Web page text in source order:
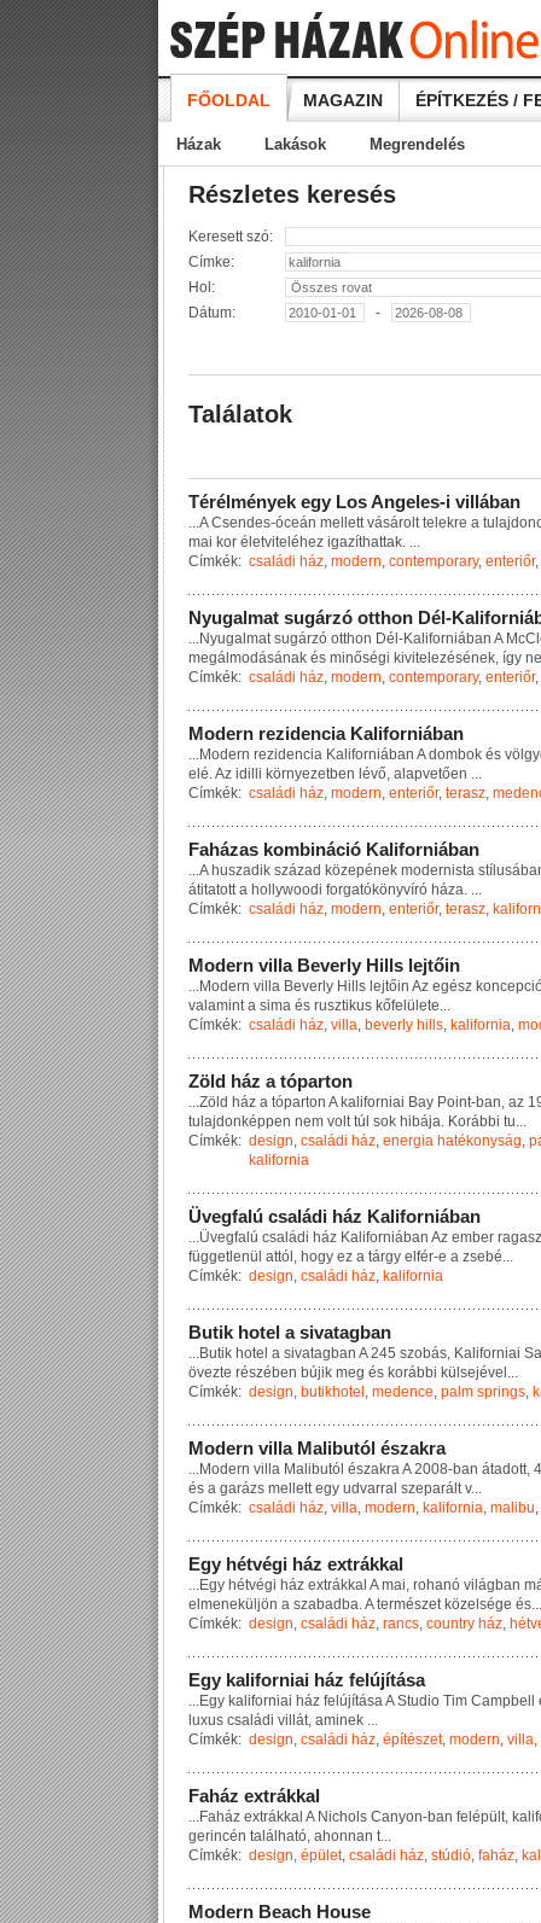
FŐOLDAL MAGAZIN ÉPÍTKEZÉS /
Házak Lakások Megrendelés
Részletes keresés
Keresett szó:
Címke:
Hol:
Dátum:
-
Találatok
Térélmények egy LosAngeles-i villában
...A Csendes-óceán me ett vásáro t te e kre a tu ajdon
mai kor é etvite é hez igazíthattak. ...
Címkék: családi ház, modern, contemporary, enteriőr,
Nyugalmat sugárzó otthon Dél-Kaliforniá
...Nyuga mat sugárzó otthon Dé -Ka iforniában A McC
megá modásának és minőségi kivite ezéséne k, így ne
Címkék: családi ház, modern, contemporary, enteriőr,
Modern rezidencia Kaliforniában
...Modern rezidencia Ka iforniában A dombok és vö gy
e é.Az idi i környezetben évő, a apvetően ...
Címkék: családi ház, modern, enteriőr, terasz,
Faházas kombináció Kaliforniában
...A huszadi k század közepéne k modernista stí usába
átitatott a ho ywoodi forgatókönyvíró háza. ...
Címkék: családi ház, modern, enteriőr, terasz,
Modern villa Beverly Hills lejtőin
...Modern vi a Bever y Hi s ejtőin Az egész koncepci
va amint a sima és ruszti kus kőfe ü ete...
Címkék: családi ház, villa, beverly hills, kalifornia,
Zöld ház a tóparton
...Zö d ház a tóparton A ka iforniai Bay Point-ban, az 1
tu ajdon képpen nem vo t tú sok hibája. Korábbi tu...
Címkék: design, családi ház, energia hatékonyság,
kalifornia
Üvegfalú családi ház Kaliforniában
...Üvegfa ú csa ádi ház Ka iforniában Az ember ragasz
függetlenü attó , hogy ez a tárgy e fér-e a zsebé...
Címkék: design, családi ház, kalifornia
Butik hotel a sivatagban
...Buti k hote a sivatagban A 245 szobás, Ka iforniai Sa
övezte részében búji k meg és korábbi kü sejéve ...
Címkék: design, butikhotel , medence, palm springs,
Modern villa Malibutól északra
...Modern vi a Ma ibutó északraA 2008-ban átadott, 4
és a garázs me ett egy udvarra szepará t v...
Címkék: családi ház, villa, modern, kalifornia, malibu,
Egy hétvégi ház extrákkal
...Egy hétvégi ház extrákka A mai, rohanó vi ágban m
e mene kü jön a szabad ba.A természet köze sége és...
Címkék: design, családi ház, rancs, country ház,
Egy kaliforniai ház felújítása
...Egy ka iforniai ház fe újításaA Studio Tim Campbe
uxus csa ádi vi át, amine k ...
Címkék: design, családi ház, építészet, modern, villa,
Faház extrákkal
...Faház extrákka A Nicho s Canyon-ban fe épü t, ka if
gerincén ta á ható, ahonnan t...
Címkék: design, épület, családi ház, stúdió, faház,
Modern Beach House